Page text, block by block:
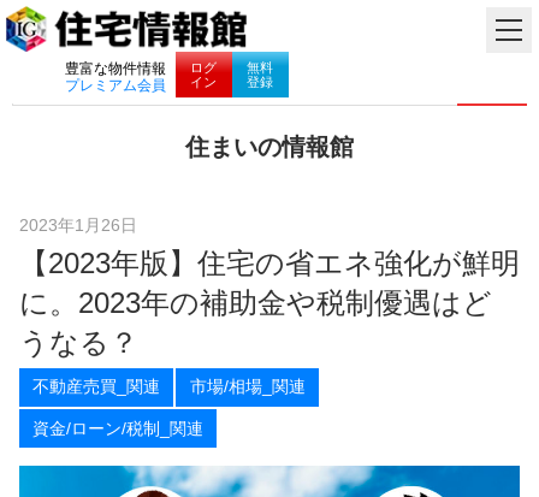
豊富な物件情報
プレミアム会員
ログ
イン
無料
登録
ナビゲーション
住まいの情報館
い
し
に
役
立
情
報
を
2023年1月26日
【2023年版】住宅の省エネ強化が鮮明
に。2023年の補助金や税制優遇はど
うなる？
不動産売買_関連 市場/相場_関連
資金/ローン/税制_関連